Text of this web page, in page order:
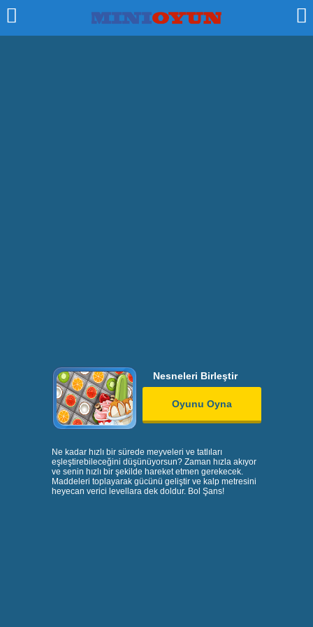
Nesneleri Birleştir
Oyunu Oyna
Ne kadar hızlı bir sürede meyveleri ve tatlıları
eşleştirebileceğini düşünüyorsun? Zaman hızla akıyor
ve senin hızlı bir şekilde hareket etmen gerekecek.
Maddeleri toplayarak gücünü geliştir ve kalp metresini
heyecan verici levellara dek doldur. Bol Şans!